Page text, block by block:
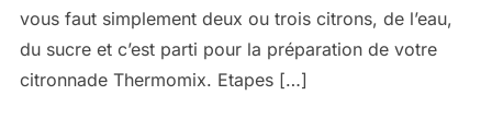
vous faut simplement deux ou trois citrons, de l’eau,
du sucre et c’est parti pour la préparation de votre
citronnade Thermomix. Etapes […]